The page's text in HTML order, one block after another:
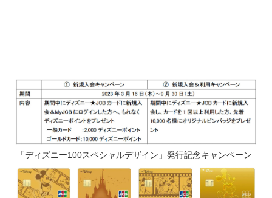
「ディズニー100スペシャルデザイン」発行記念キャンペーン